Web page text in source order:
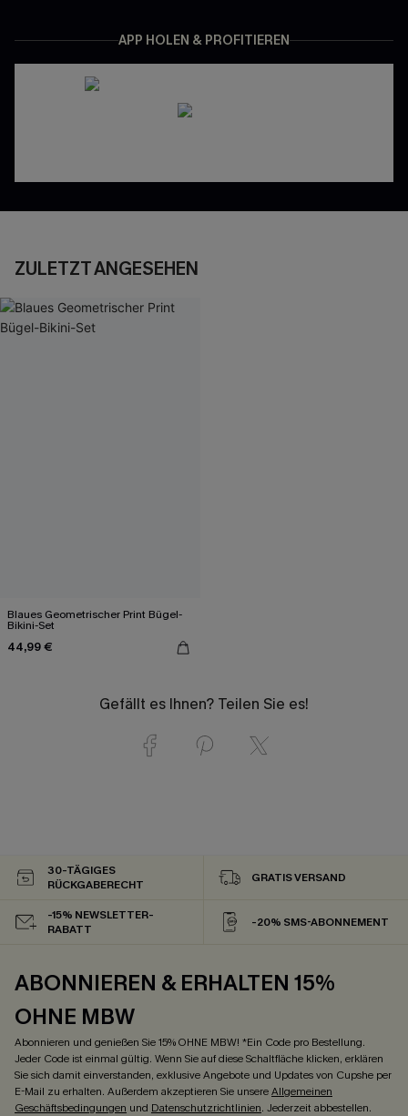
APP HOLEN & PROFITIEREN
ZULETZT ANGESEHEN
Blaues Geometrischer Print Bügel-
Bikini-Set
44,99 €
Gefällt es Ihnen? Teilen Sie es!
30-TÄGIGES
RÜCKGABERECHT
GRATIS VERSAND
-15% NEWSLETTER-
RABATT
-20% SMS-ABONNEMENT
ABONNIEREN & ERHALTEN 15%
OHNE MBW
Abonnieren und genießen Sie 15% OHNE MBW! *Ein Code pro Bestellung.
Jeder Code ist einmal gültig. Wenn Sie auf diese Schaltfläche klicken, erklären
Sie sich damit einverstanden, exklusive Angebote und Updates von Cupshe per
E-Mail zu erhalten. Außerdem akzeptieren Sie unsereAllgemeinen
Geschäftsbedingungen und Datenschutzrichtlinien. Jederzeit abbestellen.